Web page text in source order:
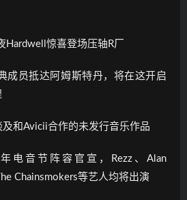
惊喜登场压轴R厂
成员抵达阿姆斯特丹，将在这开启
和Avicii合作的未发行音乐作品
年电音节阵容官宣，Rezz、Alan
Chainsmokers等艺人均将出演